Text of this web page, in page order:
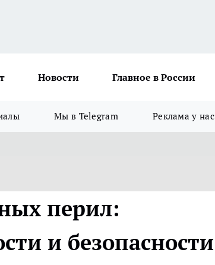
Новости Главное в России
Мы в Telegram Реклама у нас
перил:
и безопасности